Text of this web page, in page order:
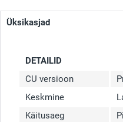
Üksikasjad
DETAILID
CU versioon
Keskmine
Käitusaeg